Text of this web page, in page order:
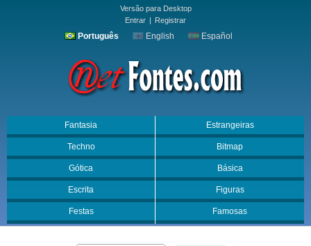
Versão para Desktop
Entrar | Registrar
Português English Español
Fantasia Estrangeiras
Techno Bitmap
Gótica Básica
Escrita Figuras
Festas Famosas